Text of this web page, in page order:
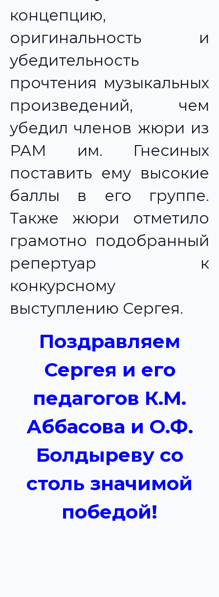
концепцию,
оригинальность и
убедительность
прочтения музыкальных
произведений, чем
убедил членов жюри из
РАМ им. Гнесиных
поставить ему высокие
баллы в его группе.
Также жюри отметило
грамотно подобранный
репертуар к
конкурсному
выступлению Сергея.
Поздравляем
Сергея и его
педагогов К.М.
Аббасова и О.Ф.
Болдыреву со
столь значимой
победой!